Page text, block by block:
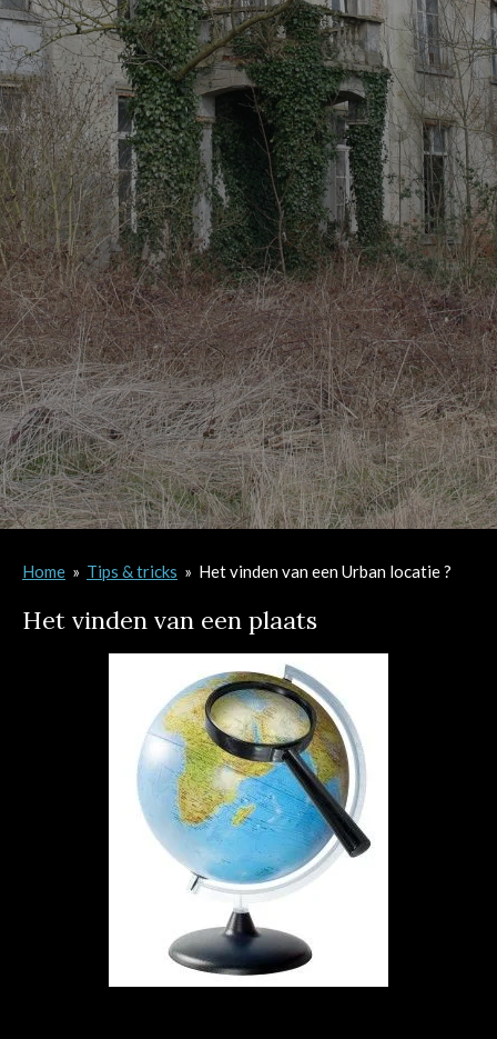
Home » Tips & tricks » Het vinden van een Urban locatie ?
Het vinden van een plaats